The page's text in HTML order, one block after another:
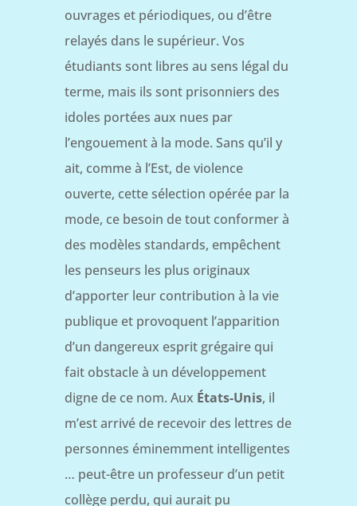
ouvrages et périodiques, ou d’être
relayés dans le supérieur. Vos
étudiants sont libres au sens légal du
terme, mais ils sont prisonniers des
idoles portées aux nues par
l’engouement à la mode. Sans qu’il y
ait, comme à l’Est, de violence
ouverte, cette sélection opérée par la
mode, ce besoin de tout conformer à
des modèles standards, empêchent
les penseurs les plus originaux
d’apporter leur contribution à la vie
publique et provoquent l’apparition
d’un dangereux esprit grégaire qui
fait obstacle à un développement
digne de ce nom. Aux États-Unis, il
m’est arrivé de recevoir des lettres de
personnes éminemment intelligentes
… peut-être un professeur d’un petit
collège perdu, qui aurait pu